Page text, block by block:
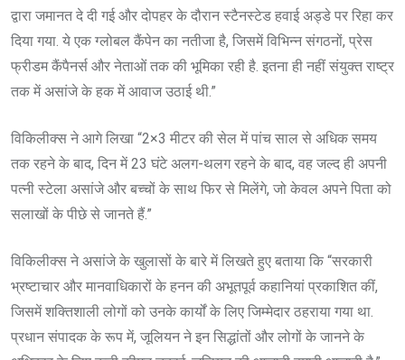
द्वारा जमानत दे दी गई और दोपहर के दौरान स्टैनस्टेड हवाई अड्डे पर रिहा कर
दिया गया. ये एक ग्लोबल कैंपेन का नतीजा है, जिसमें विभिन्न संगठनों, प्रेस
फ्रीडम कैंपैनर्स और नेताओं तक की भूमिका रही है. इतना ही नहीं संयुक्त राष्ट्र
तक में असांजे के हक में आवाज उठाई थी.”
विकिलीक्स ने आगे लिखा “2×3 मीटर की सेल में पांच साल से अधिक समय
तक रहने के बाद, दिन में 23 घंटे अलग-थलग रहने के बाद, वह जल्द ही अपनी
पत्नी स्टेला असांजे और बच्चों के साथ फिर से मिलेंगे, जो केवल अपने पिता को
सलाखों के पीछे से जानते हैं.”
विकिलीक्स ने असांजे के खुलासों के बारे में लिखते हुए बताया कि “सरकारी
भ्रष्टाचार और मानवाधिकारों के हनन की अभूतपूर्व कहानियां प्रकाशित कीं,
जिसमें शक्तिशाली लोगों को उनके कार्यों के लिए जिम्मेदार ठहराया गया था.
प्रधान संपादक के रूप में, जूलियन ने इन सिद्धांतों और लोगों के जानने के